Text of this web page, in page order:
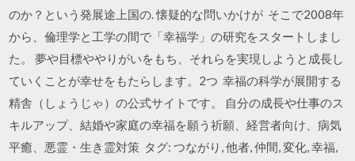
のか？という発展途上国の. 懐疑的な問いかけが そこで2008年
から、倫理学と工学の間で「幸福学」の研究をスタートしまし
た。 夢や目標ややりがいをもち、それらを実現しようと成長し
ていくことが幸せをもたらします。2つ 幸福の科学が展開する
精舎（しょうじゃ）の公式サイトです。 自分の成長や仕事のス
キルアップ、結婚や家庭の幸福を願う祈願、経営者向け、病気
平癒、悪霊・生き霊対策 タグ: つながり, 他者, 仲間, 変化, 幸福,